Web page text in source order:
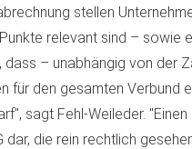
stellen
relevant sind – sowie
– unabhängig von der
für den gesamten Verbund
sagt Fehl-Weileder.
dar, die rein rechtlich